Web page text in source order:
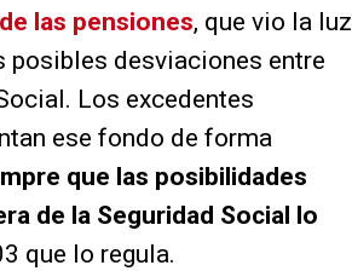
las pensiones, que vio la luz
posibles desviaciones entre
Los excedentes
ese fondo de forma
que las posibilidades
de la Seguridad Social lo
que lo regula.